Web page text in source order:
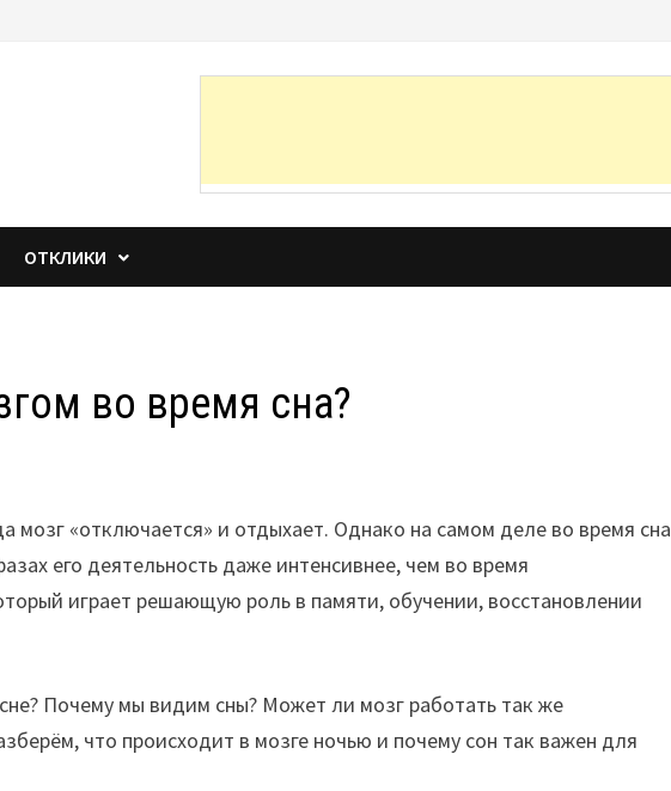
ОТКЛИКИ
во время сна?
мозг «отключается» и отдыхает. Однако на самом деле во время сна
его деятельность даже интенсивнее, чем во время
играет решающую роль в памяти, обучении, восстановлении
Почему мы видим сны? Может ли мозг работать так же
что происходит в мозге ночью и почему сон так важен для